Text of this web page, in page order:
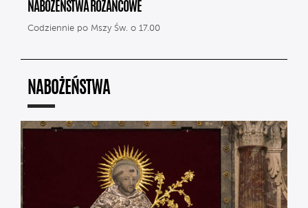
NABOŻEŃSTWA RÓŻAŃCOWE
Codziennie po Mszy Św. o 17.00
NABOŻEŃSTWA